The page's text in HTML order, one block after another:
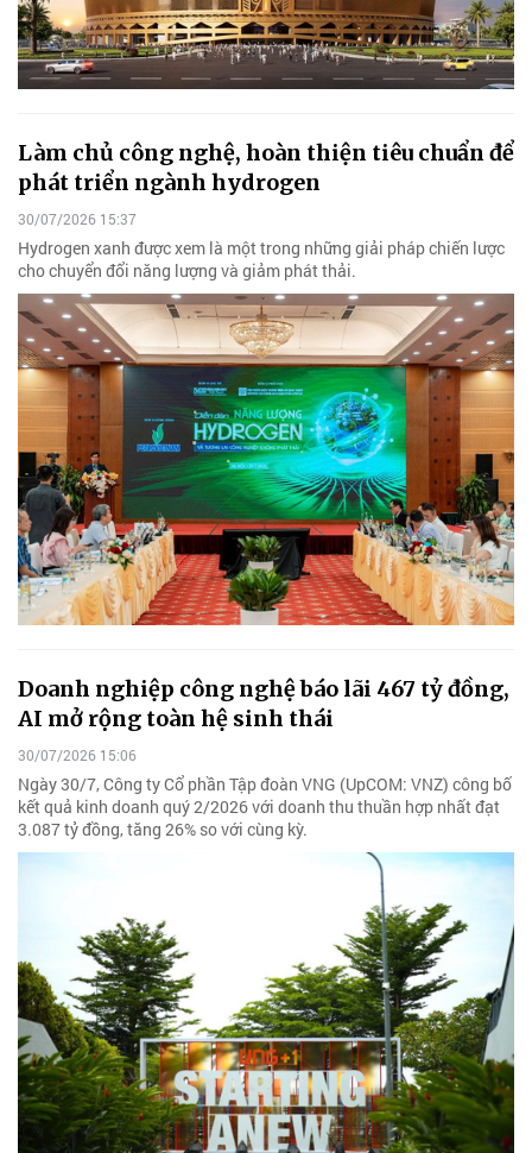
Làm chủ công nghệ, hoàn thiện tiêu chuẩn để
phát triển ngành hydrogen
30/07/2026 15:37
Hydrogen xanh được xem là một trong những giải pháp chiến lược
cho chuyển đổi năng lượng và giảm phát thải.
Doanh nghiệp công nghệ báo lãi 467 tỷ đồng,
AI mở rộng toàn hệ sinh thái
30/07/2026 15:06
Ngày 30/7, Công ty Cổ phần Tập đoàn VNG (UpCOM: VNZ) công bố
kết quả kinh doanh quý 2/2026 với doanh thu thuần hợp nhất đạt
3.087 tỷ đồng, tăng 26% so với cùng kỳ.